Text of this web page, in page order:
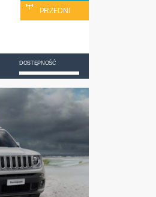
PRZEDNI
DOSTĘPNOŚĆ